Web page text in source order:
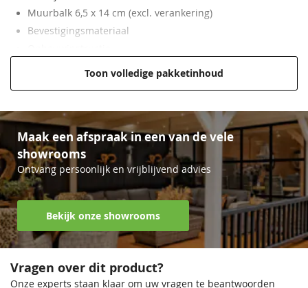
Muurbalk 6,5 x 14 cm (excl. verankering)
Bevestigingsmateriaal
optioneel en los verkrijgbaar
Toon volledige pakketinhoud
Maak een afspraak in een van de vele
showrooms
Ontvang persoonlijk en vrijblijvend advies
Bekijk onze showrooms
Vragen over dit product?
Onze experts staan klaar om uw vragen te beantwoorden